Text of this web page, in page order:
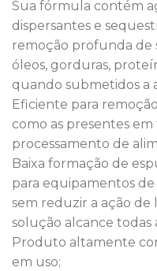
Sua fórmula contém
dispersantes e
remoção profunda de
óleos, gorduras,
quando submetidos a
Eficiente para
como as presentes
processamento de
Baixa formação de
para equipamentos
sem reduzir a ação
solução alcance todas
Produto altamente
em uso;